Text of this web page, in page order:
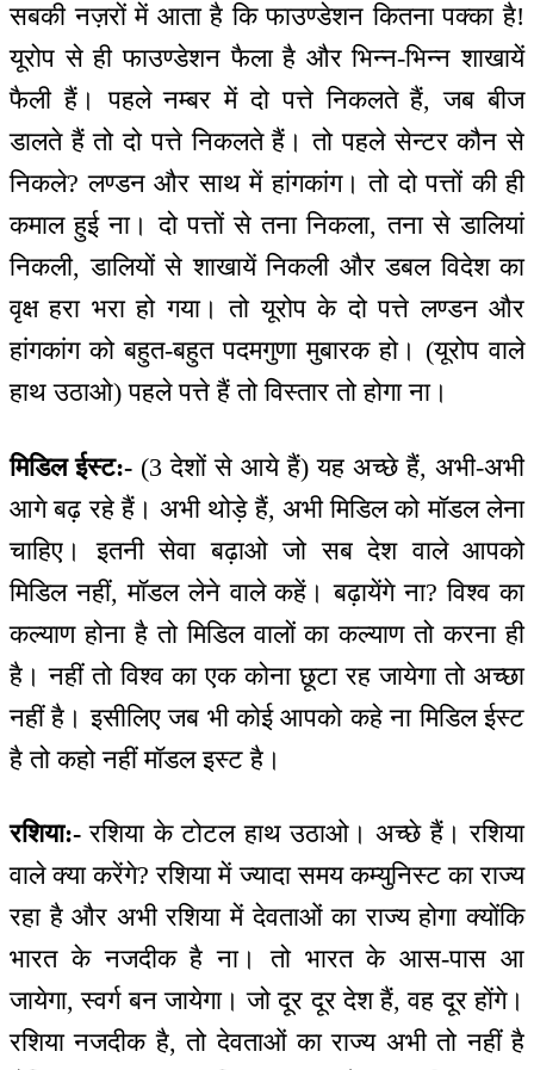
सबकी नज़रों में आता है कि फाउण्डेशन कितना पक्का है!
यूरोप से ही फाउण्डेशन फैला है और भिन्न-भिन्न शाखायें
फैली हैं। पहले नम्बर में दो पत्ते निकलते हैं, जब बीज
डालते हैं तो दो पत्ते निकलते हैं। तो पहले सेन्टर कौन से
निकले? लण्डन और साथ में हांगकांग। तो दो पत्तों की ही
कमाल हुई ना। दो पत्तों से तना निकला, तना से डालियां
निकली, डालियों से शाखायें निकली और डबल विदेश का
वृक्ष हरा भरा हो गया। तो यूरोप के दो पत्ते लण्डन और
हांगकांग को बहुत-बहुत पदमगुणा मुबारक हो। (यूरोप वाले
हाथ उठाओ) पहले पत्ते हैं तो विस्तार तो होगा ना।
मिडिल ईस्ट:- (3 देशों से आये हैं) यह अच्छे हैं, अभी-अभी
आगे बढ़ रहे हैं। अभी थोड़े हैं, अभी मिडिल को मॉडल लेना
चाहिए। इतनी सेवा बढ़ाओ जो सब देश वाले आपको
मिडिल नहीं, मॉडल लेने वाले कहें। बढ़ायेंगे ना? विश्व का
कल्याण होना है तो मिडिल वालों का कल्याण तो करना ही
है। नहीं तो विश्व का एक कोना छूटा रह जायेगा तो अच्छा
नहीं है। इसीलिए जब भी कोई आपको कहे ना मिडिल ईस्ट
है तो कहो नहीं मॉडल इस्ट है।
रशिया:- रशिया के टोटल हाथ उठाओ। अच्छे हैं। रशिया
वाले क्या करेंगे? रशिया में ज्यादा समय कम्युनिस्ट का राज्य
रहा है और अभी रशिया में देवताओं का राज्य होगा क्योंकि
भारत के नजदीक है ना। तो भारत के आस-पास आ
जायेगा, स्वर्ग बन जायेगा। जो दूर दूर देश हैं, वह दूर होंगे।
रशिया नजदीक है, तो देवताओं का राज्य अभी तो नहीं है